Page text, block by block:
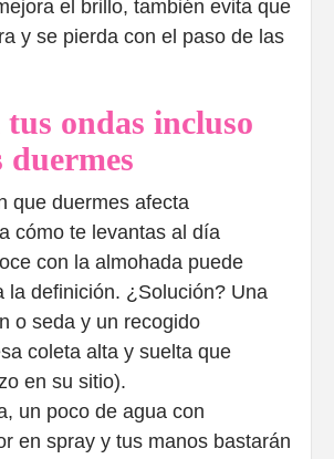
el brillo, también evita que
y se pierda con el paso de las
ondas incluso
que duermes afecta
cómo te levantas al día
con la almohada puede
la definición. ¿Solución? Una
o seda y un recogido
coleta alta y suelta que
en su sitio).
un poco de agua con
en spray y tus manos bastarán